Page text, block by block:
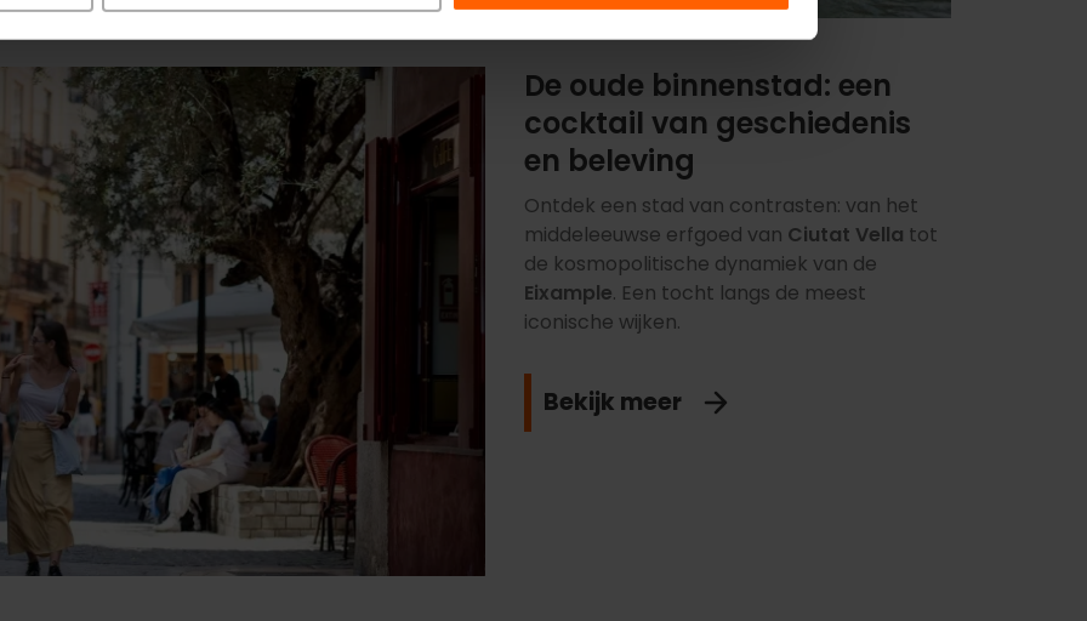
De oude binnenstad: een
cocktail van geschiedenis
en beleving
Ontdek een stad van contrasten: van het
middeleeuwse erfgoed van Ciutat Vella tot
de kosmopolitische dynamiek van de
Eixample. Een tocht langs de meest
iconische wijken.
Bekijk meer